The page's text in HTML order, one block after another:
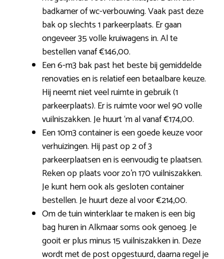
badkamer of wc-verbouwing. Vaak past deze
bak op slechts 1 parkeerplaats. Er gaan
ongeveer 35 volle kruiwagens in. Al te
bestellen vanaf €146,00.
Een 6-m3 bak past het beste bij gemiddelde
renovaties en is relatief een betaalbare keuze.
Hij neemt niet veel ruimte in gebruik (1
parkeerplaats). Er is ruimte voor wel 90 volle
vuilniszakken. Je huurt ‘m al vanaf €174,00.
Een 10m3 container is een goede keuze voor
verhuizingen. Hij past op 2 of 3
parkeerplaatsen en is eenvoudig te plaatsen.
Reken op plaats voor zo’n 170 vuilniszakken.
Je kunt hem ook als gesloten container
bestellen. Je huurt deze al voor €214,00.
Om de tuin winterklaar te maken is een big
bag huren in Alkmaar soms ook genoeg. Je
gooit er plus minus 15 vuilniszakken in. Deze
wordt met de post opgestuurd, daarna regel je